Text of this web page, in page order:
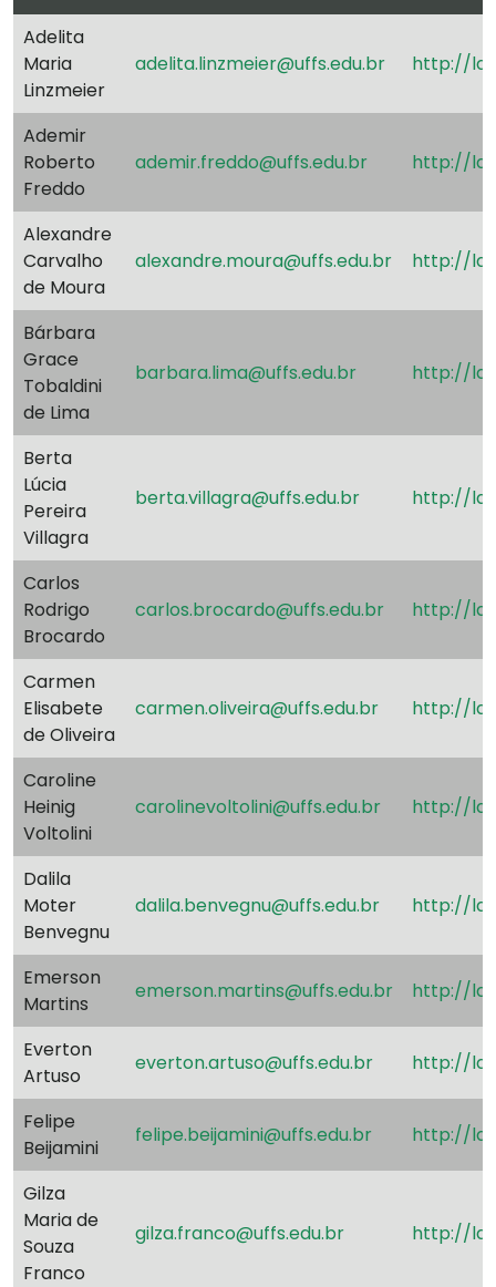
Adelita
Maria
Linzmeier
adelita.linzmeier@uffs.edu.br http://
Ademir
Roberto
Freddo
ademir.freddo@uffs.edu.br http://
Alexandre
Carvalho
de Moura
alexandre.moura@uffs.edu.br http://
Bárbara
Grace
Tobaldini
de Lima
barbara.lima@uffs.edu.br http://
Berta
Lúcia
Pereira
Villagra
berta.villagra@uffs.edu.br http://
Carlos
Rodrigo
Brocardo
carlos.brocardo@uffs.edu.br http://
Carmen
Elisabete
de Oliveira
carmen.oliveira@uffs.edu.br http://
Caroline
Heinig
Voltolini
carolinevoltolini@uffs.edu.br http://
Dalila
Moter
Benvegnu
dalila.benvegnu@uffs.edu.br http://
Emerson
Martins
emerson.martins@uffs.edu.br http://
Everton
Artuso
everton.artuso@uffs.edu.br http://
Felipe
Beijamini
felipe.beijamini@uffs.edu.br http://
Gilza
Maria de
Souza
Franco
gilza.franco@uffs.edu.br http://